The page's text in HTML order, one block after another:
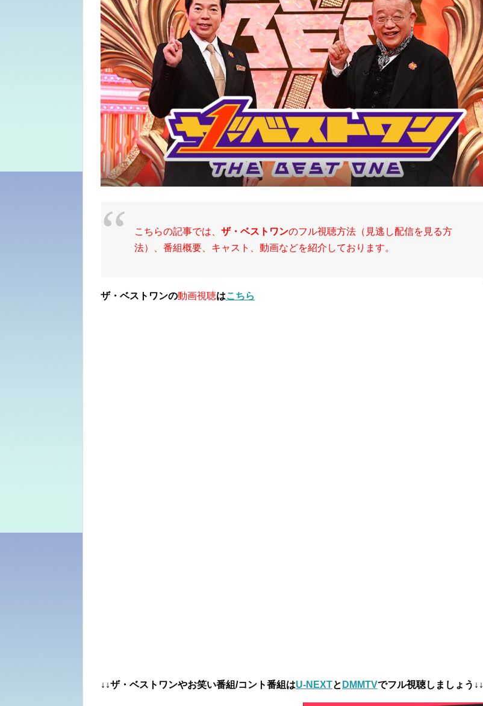
こちらの記事では、 ザ・ベストワンのフル視聴方法（見逃し配信を見る方
法）、番組概要、キャスト、動画などを紹介しております。
ザ・ベストワンの動画視聴はこちら
↓↓ザ・ベストワンやお笑い番組/コント番組はU-NEXTと DMMTVでフル視聴しましょう↓↓